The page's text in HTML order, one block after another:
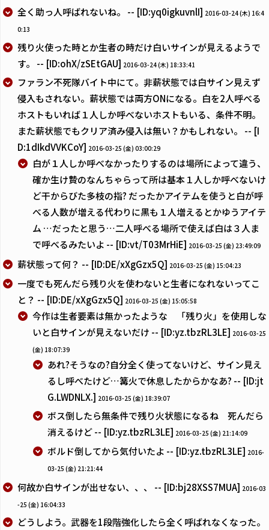
全く助っ人呼ばれないね。 -- [ID:yq0igkuvnlI] 2016-03-24 (木) 16:4
0:13
残り火使った時とか生者の時だけ白いサインが見えるようで
す。 -- [ID:ohX/zSEtGAU] 2016-03-24 (木) 18:33:41
ファラン不死隊バイト中にて。非薪状態では白サイン見えず
侵入もされない。薪状態では両方ONになる。白を2人呼べる
ホストもいれば１人しか呼べないホストもいる、条件不明。
また薪状態でもクリア済み侵入は無い？かもしれない。 -- [I
D:1dIkdVVKCoY] 2016-03-25 (金) 03:00:29
白が１人しか呼べなかったりするのは場所によって違う、
確か生け贄のなんちゃらって所は基本１人しか呼べないけ
ど干からびた多枝の指? だったかアイテムを使うと白が呼
べる人数が増える代わりに黒も１人増えるとかゆうアイテ
ム …だったと思う…二人呼べる場所で使えば白は３人ま
で呼べるみたいよ -- [ID:vt/T03MrHiE] 2016-03-25 (金) 23:49:09
薪状態って何？ -- [ID:DE/xXgGzx5Q] 2016-03-25 (金) 15:04:23
一度でも死んだら残り火を使わないと生者になれないってこ
と？ -- [ID:DE/xXgGzx5Q] 2016-03-25 (金) 15:05:58
今作は生者要素は無かったような 「残り火」を使用しな
いと白サインが見えないだけ -- [ID:yz.tbzRL3LE] 2016-03-25
(金) 18:07:39
あれ?そうなの?自分全く使ってないけど、サイン見え
るし呼べたけど…篝火で休息したからかなあ? -- [ID:jt
G.LWDNLX.] 2016-03-25 (金) 18:39:07
ボス倒したら無条件で残り火状態になるね 死んだら
消えるけど -- [ID:yz.tbzRL3LE] 2016-03-25 (金) 21:14:09
ボルド倒してから気付いたよ -- [ID:yz.tbzRL3LE] 2016-
03-25 (金) 21:21:44
何故か白サインが出せない、、、 -- [ID:bj28XSS7MUA] 2016-03
-25 (金) 16:04:33
どうしよう。武器を1段階強化したら全く呼ばれなくなった。